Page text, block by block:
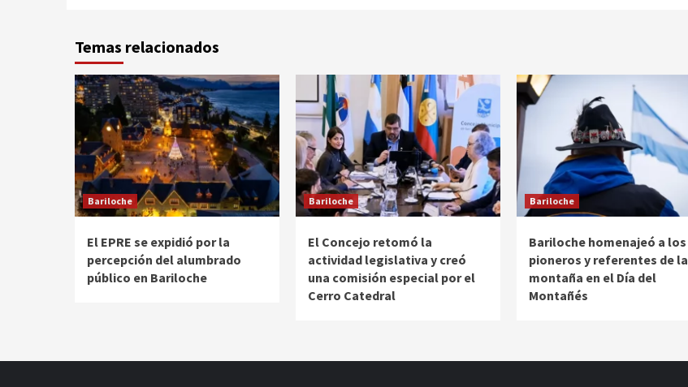
Temas relacionados
Bariloche
El EPRE se expidió por la
percepción del alumbrado
público en Bariloche
Bariloche
El Concejo retomó la
actividad legislativa y creó
una comisión especial por el
Cerro Catedral
Bariloche
Bariloche homenajeó a los
pioneros y referentes de la
montaña en el Día del
Montañés